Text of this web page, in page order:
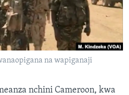
na wapiganaji
nchini Cameroon, kwa